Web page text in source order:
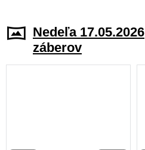
Nedeľa 17.05.2026
záberov